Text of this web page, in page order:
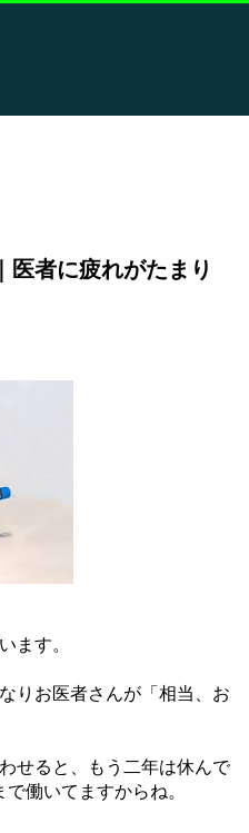
医者に疲れがたまり
ます。
りお医者さんが「相当、お
せると、もう二年は休んで
働いてますからね。